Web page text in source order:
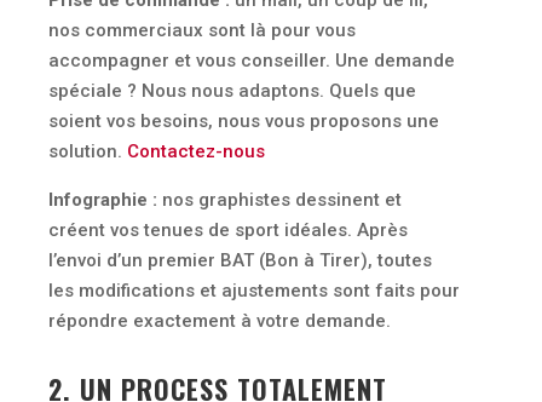
nos commerciaux sont là pour vous
accompagner et vous conseiller. Une demande
spéciale ? Nous nous adaptons. Quels que
soient vos besoins, nous vous proposons une
solution. Contactez-nous
Infographie : nos graphistes dessinent et
créent vos tenues de sport idéales. Après
l’envoi d’un premier BAT (Bon à Tirer), toutes
les modifications et ajustements sont faits pour
répondre exactement à votre demande.
2. UN PROCESS TOTALEMENT